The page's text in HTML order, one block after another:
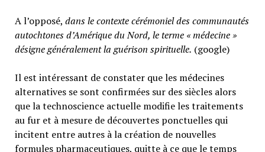
A l’opposé, dans le contexte cérémoniel des communautés
autochtones d’Amérique du Nord, le terme « médecine »
désigne généralementla guérison spirituelle. (google)
Il est intéressant de constater que les médecines
alternatives se sont confirmées sur des siècles alors
que la technoscience actuelle modifie les traitements
au fur et à mesure de découvertes ponctuelles qui
incitent entre autres à la création de nouvelles
formules pharmaceutiques, quitte à ce que le temps